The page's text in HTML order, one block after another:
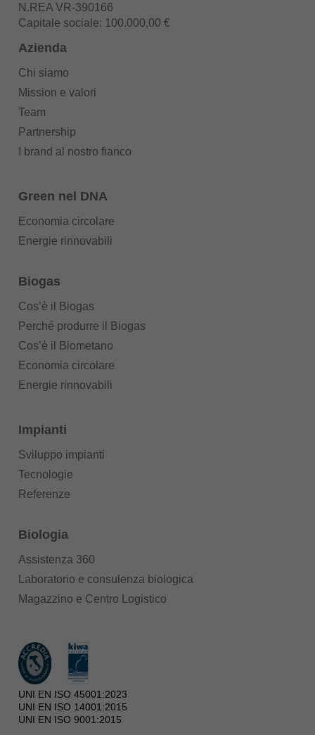
N.REA VR-390166
Capitale sociale: 100.000,00 €
Azienda
Chi siamo
Mission e valori
Team
Partnership
I brand al nostro fianco
Green nel DNA
Economia circolare
Energie rinnovabili
Biogas
Cos’è il Biogas
Perché produrre il Biogas
Cos’è il Biometano
Economia circolare
Energie rinnovabili
Impianti
Sviluppo impianti
Tecnologie
Referenze
Biologia
Assistenza 360
Laboratorio e consulenza biologica
Magazzino e Centro Logistico
UNI EN ISO 45001:2023
UNI EN ISO 14001:2015
UNI EN ISO 9001:2015